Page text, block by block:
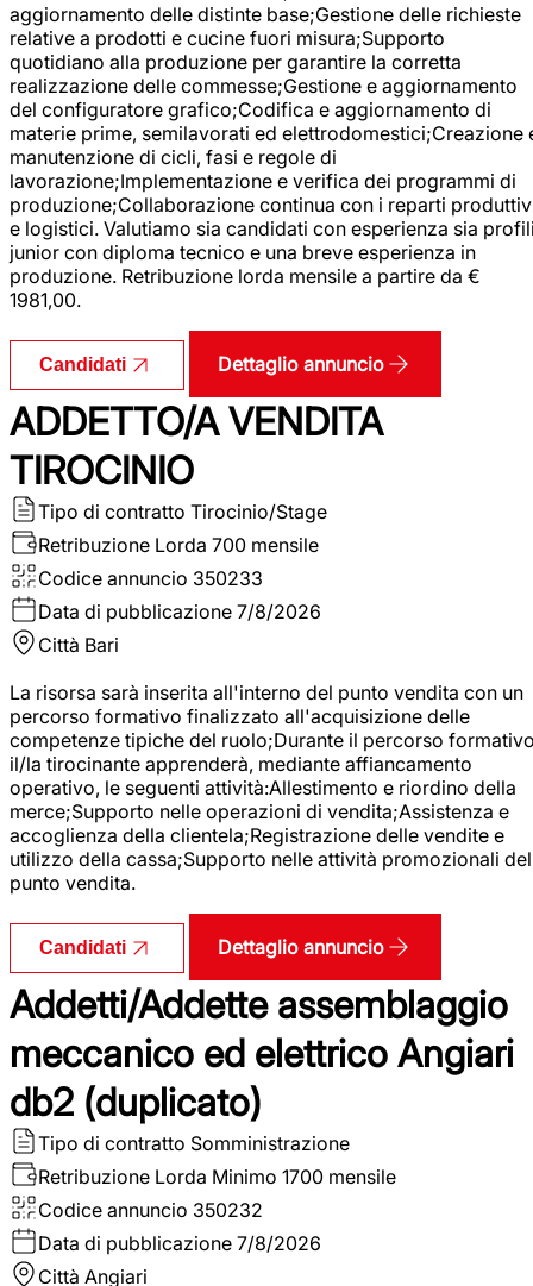
aggiornamento delle distinte base;Gestione delle richieste
relative a prodotti e cucine fuori misura;Supporto
quotidiano alla produzione per garantire la corretta
realizzazione delle commesse;Gestione e aggiornamento
del configuratore grafico;Codifica e aggiornamento di
materie prime, semilavorati ed elettrodomestici;Creazione
manutenzione di cicli, fasi e regole di
lavorazione;Implementazione e verifica dei programmi di
produzione;Collaborazione continua con i reparti
e logistici. Valutiamo sia candidati con esperienza sia
junior con diploma tecnico e una breve esperienza in
produzione. Retribuzione lorda mensile a partire da €
1981,00.
Candidati Dettaglio annuncio
ADDETTO/A VENDITA
TIROCINIO
Tipo di contratto Tirocinio/Stage
Retribuzione Lorda 700 mensile
Codice annuncio 350233
Data di pubblicazione 7/8/2026
Città Bari
La risorsa sarà inserita all'interno del punto vendita con un
percorso formativo finalizzato all'acquisizione delle
competenze tipiche del ruolo;Durante il percorso
il/la tirocinante apprenderà, mediante affiancamento
operativo, le seguenti attività:Allestimento e riordino della
merce;Supporto nelle operazioni di vendita;Assistenza e
accoglienza della clientela;Registrazione delle vendite e
utilizzo della cassa;Supporto nelle attività promozionali del
punto vendita.
Candidati Dettaglio annuncio
Addetti/Addette assemblaggio
meccanico ed elettrico Angiari
db2 (duplicato)
Tipo di contratto Somministrazione
Retribuzione Lorda Minimo 1700 mensile
Codice annuncio 350232
Data di pubblicazione 7/8/2026
Città Angiari